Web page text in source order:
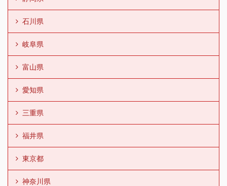
石川県
岐阜県
富山県
愛知県
三重県
福井県
東京都
神奈川県